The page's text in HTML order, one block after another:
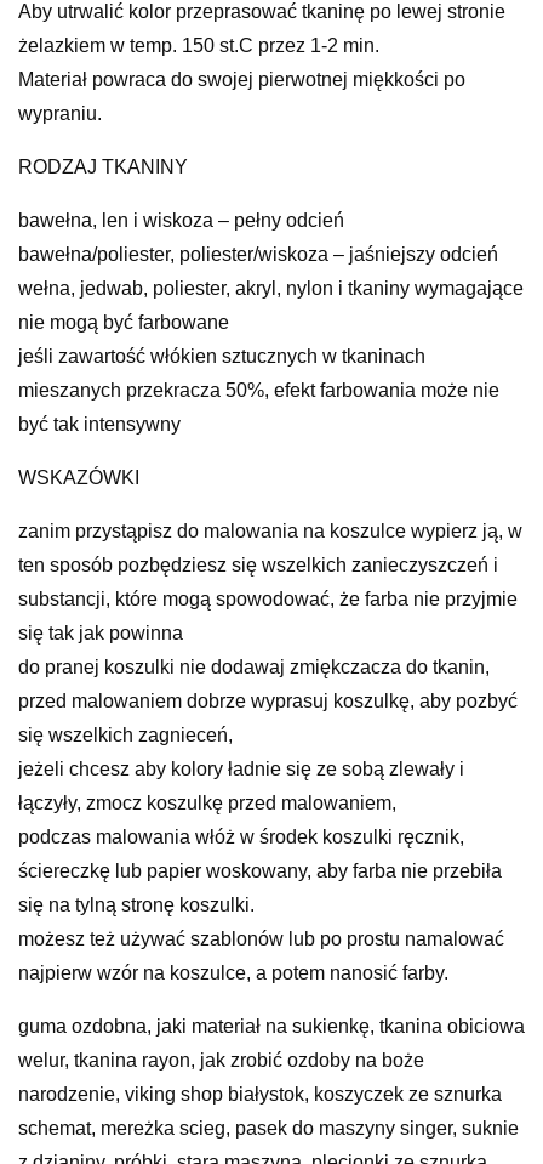
Aby utrwalić kolor przeprasować tkaninę po lewej stronie
żelazkiem w temp. 150 st.C przez 1-2 min.
Materiał powraca do swojej pierwotnej miękkości po
wypraniu.
RODZAJ TKANINY
bawełna, len i wiskoza – pełny odcień
bawełna/poliester, poliester/wiskoza – jaśniejszy odcień
wełna, jedwab, poliester, akryl, nylon i tkaniny wymagające
nie mogą być farbowane
jeśli zawartość włókien sztucznych w tkaninach
mieszanych przekracza 50%, efekt farbowania może nie
być tak intensywny
WSKAZÓWKI
zanim przystąpisz do malowania na koszulce wypierz ją, w
ten sposób pozbędziesz się wszelkich zanieczyszczeń i
substancji, które mogą spowodować, że farba nie przyjmie
się tak jak powinna
do pranej koszulki nie dodawaj zmiękczacza do tkanin,
przed malowaniem dobrze wyprasuj koszulkę, aby pozbyć
się wszelkich zagnieceń,
jeżeli chcesz aby kolory ładnie się ze sobą zlewały i
łączyły, zmocz koszulkę przed malowaniem,
podczas malowania włóż w środek koszulki ręcznik,
ściereczkę lub papier woskowany, aby farba nie przebiła
się na tylną stronę koszulki.
możesz też używać szablonów lub po prostu namalować
najpierw wzór na koszulce, a potem nanosić farby.
guma ozdobna, jaki materiał na sukienkę, tkanina obiciowa
welur, tkanina rayon, jak zrobić ozdoby na boże
narodzenie, viking shop białystok, koszyczek ze sznurka
schemat, mereżka scieg, pasek do maszyny singer, suknie